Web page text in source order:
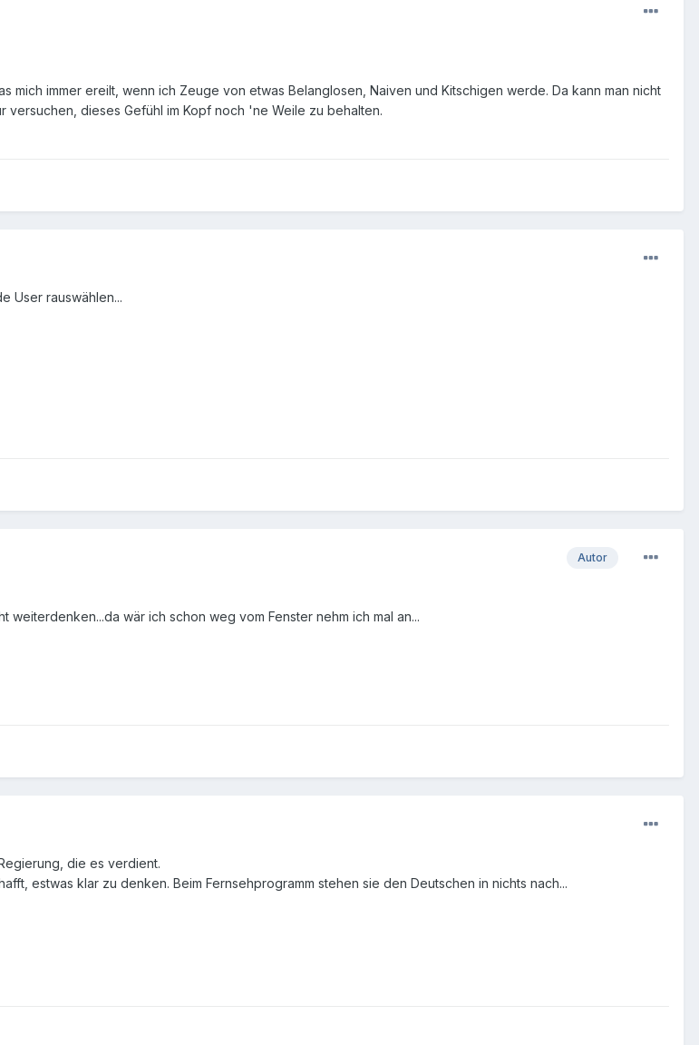
mich immer ereilt, wenn ich Zeuge von etwas Belanglosen, Naiven und Kitschigen werde. Da kann man nicht
versuchen, dieses Gefühl im Kopf noch 'ne Weile zu behalten.
User rauswählen...
Autor
weiterdenken...da wär ich schon weg vom Fenster nehm ich mal an...
die es verdient.
estwas klar zu denken. Beim Fernsehprogramm stehen sie den Deutschen in nichts nach...